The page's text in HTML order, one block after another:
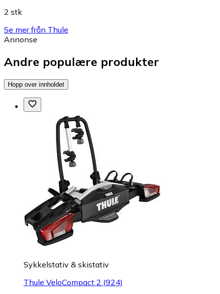
2 stk
Se mer från Thule
Annonse
Andre populære produkter
Hopp over innholdet
Sykkelstativ & skistativ
Thule VeloCompact 2 (924)